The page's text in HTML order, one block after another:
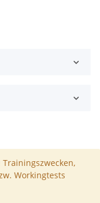
Workingtests